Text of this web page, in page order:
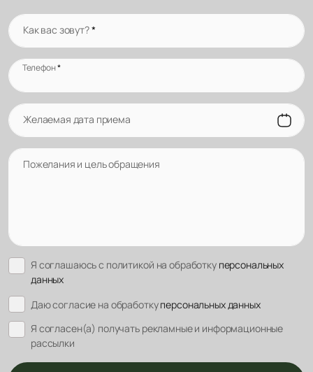
Как вас зовут?*
Телефон*
Желаемая дата приема
Пожелания и цель обращения
Я соглашаюсь с политикой на обработку персональных
данных
Даю согласие на обработкуперсональных данных
Я согласен(а) получать рекламные и информационные
рассылки